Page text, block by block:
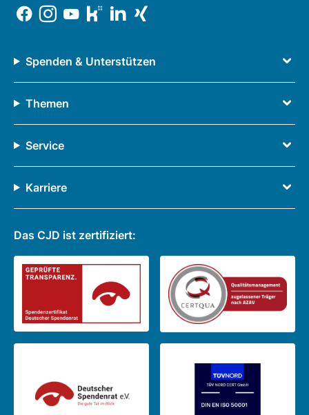
Spenden & Unterstützen
Themen
Service
Karriere
Das CJD ist zertifiziert: